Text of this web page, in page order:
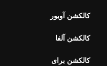
کالکشن آویور
کالکشن آلفا
کالکشن برای